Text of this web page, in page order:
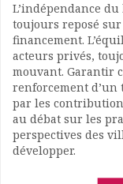
L’indépendance
toujours reposé
financement.
acteurs privés,
mouvant. Garantir
renforcement
par les
au débat sur les
perspectives des
développer.